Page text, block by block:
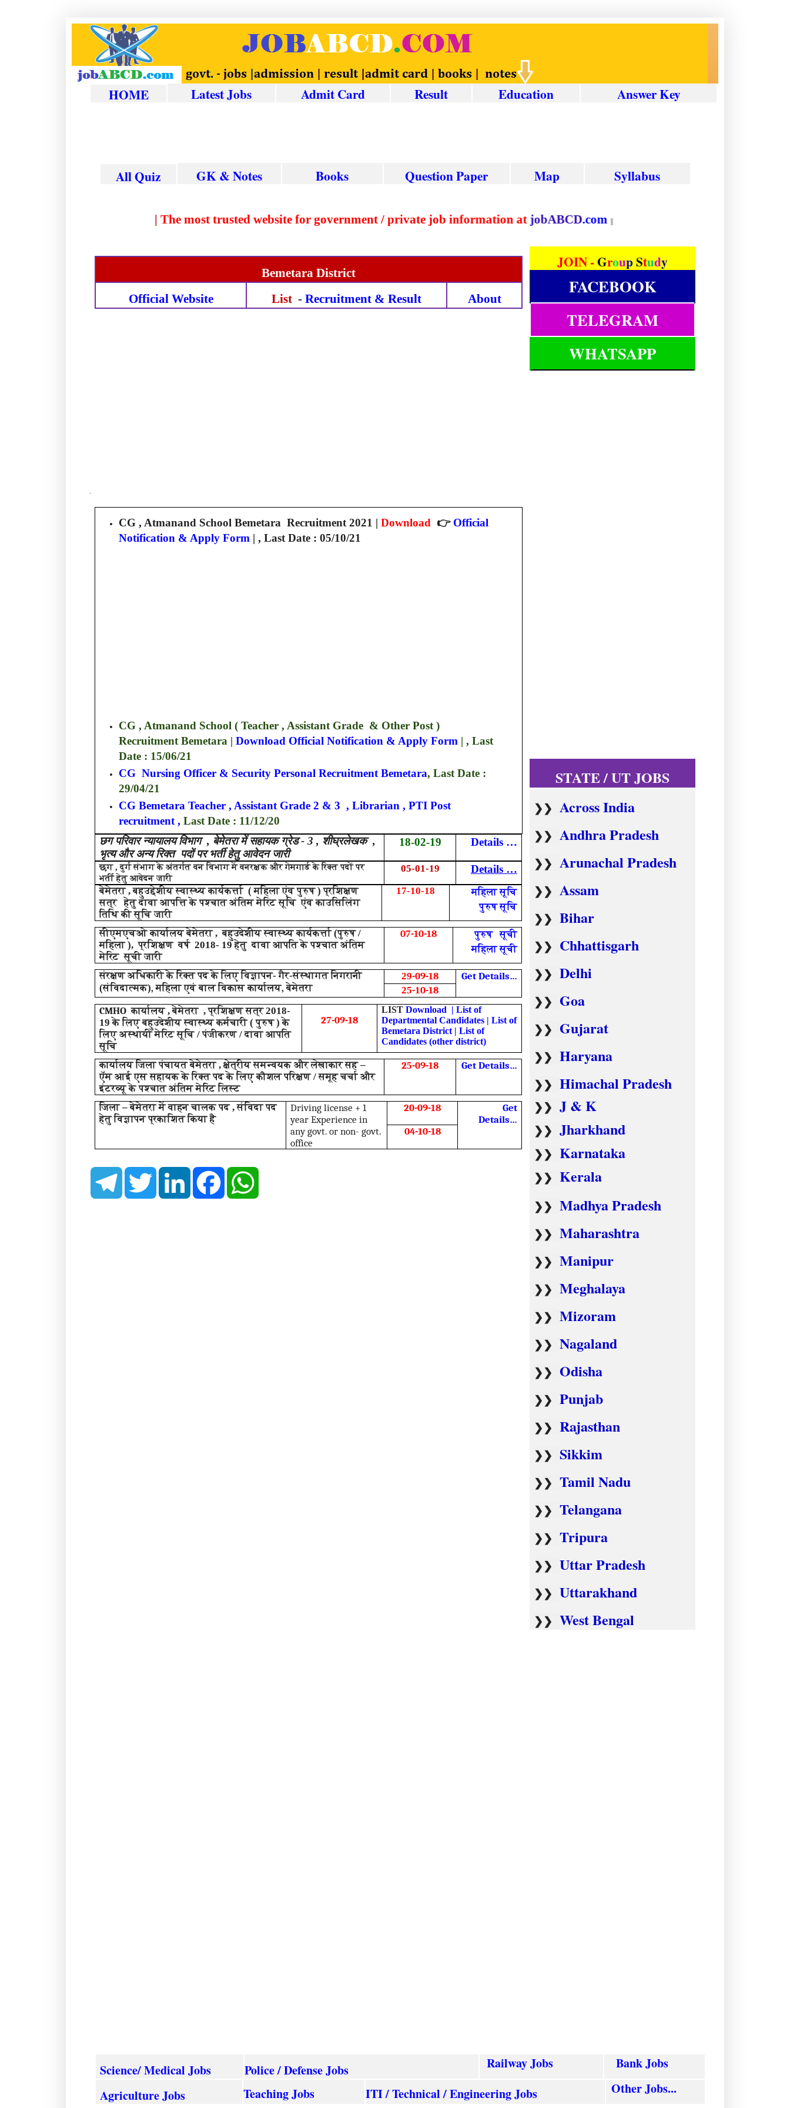
HOME Latest Jobs Admit Card Result Education AnswerKey
All Quiz GK & Notes Books QuestionPaper Map Syllabus
| The most trusted website for government / private job information at jobABCD.com
Bemetara District
Official Website
List - Recruitment & Result About
CG , Atmanand SchoolBemetara Recruitment 2021 |Download 👉 Official
Notification & Apply Form | , Last Date : 05/10/21
CG , Atmanand School ( Teacher , Assistant Grade & Other Post )
Recruitment Bemetara |Download Official Notification & Apply Form | , Last
Date : 15/06/21
CG Nursing Officer & Security Personal Recruitment Bemetara, Last Date :
29/04/21
CG Bemetara Teacher , Assistant Grade 2 & 3 , Librarian , PTI Post
recruitment, Last Date : 11/12/20
छग परिवार न्यायालय विभाग , बेमेतरा में सहायक ग्रेड - 3 , शीघ्रलेखक ,
भृत्य और अन्य रिक्त पदों पर भर्ती हेतु आवेदन जारी
18-02-19 Details …
छग , दुर्ग संभाग के अंतर्गत वन विभाग में वनरक्षक और गेमगार्ड के रिक्त पदों पर
भर्ती हेतु आवेदन जारी
05-01-19 Details …
बेमेतरा , बहुउद्देशीय स्वास्थ्य कार्यकर्त्ता ( महिला एंव पुरुष ) प्रशिक्षण
सत्र हेतु दावा आपत्ति के पश्चात अंतिम मेरिट सूचि एंव काउसिलिंग
तिथि की सूचि जारी
17-10-18
महिला सूचि
पुरुष सूचि
सीएमएचओ कार्यालय बेमेतरा , बहुउदेशीय स्वास्थ्य कार्यकर्त्ता (पुरुष /
महिला ), प्रशिक्षण वर्ष 2018- 19 हेतु दावा आपति के पश्चात अंतिम
मेरिट सूची जारी
07-10-18
पुरुष सूची
महिला सूची
संरक्षण अधिकारी के रिक्त पद के लिए विज्ञापन- गैर-संस्थागत निगरानी
(संविदात्मक),महिला एवं बाल विकास कार्यालय,बेमेतरा
29-09-18 Get Details…
25-10-18
CMHOकार्यालय , बेमेतरा , प्रशिक्षण सत्र 2018-
19 के लिए बहुउदेशीय स्वास्थ्य कर्मचारी ( पुरुष ) के
लिए अस्थायी मेरिट सूचि / पंजीकरण / दावा आपति
सूचि
27-09-18
LISTDownload |List of
Departmental Candidates |List of
Bemetara District |List of
Candidates (other district)
कार्यालय जिला पंचायत बेमेतरा , क्षेत्रीय समन्वयक और लेखाकार सह –
ऍम आई एस सहायक के रिक्त पद के लिए कौशल परिक्षण / समूह चर्चा और
इंटरव्यू के पश्चात अंतिम मेरिट लिस्ट
25-09-18 Get Details…
जिला – बेमेतरा में वाहन चालक पद , संविदा पद
हेतु विज्ञापन प्रकाशित किया है
Driving license + 1
year Experience in
any govt. or non- govt.
office
20-09-18
Get
Details…
04-10-18
T
T
L
F
JOIN -GroupStudy
FACEBOOK
TELEGRAM
WHATSAPP
STATE / UT JOBS
❯❯Across India
❯❯Andhra Pradesh
❯❯Arunachal Pradesh
❯❯Assam
❯❯Bihar
❯❯ Chhattisgarh
❯❯Delhi
❯❯ Goa
❯❯ Gujarat
❯❯Haryana
❯❯Himachal Pradesh
❯❯J & K
❯❯Jharkhand
❯❯Karnataka
❯❯Kerala
❯❯Madhya Pradesh
❯❯Maharashtra
❯❯Manipur
❯❯Meghalaya
❯❯Mizoram
❯❯Nagaland
❯❯Odisha
❯❯Punjab
❯❯Rajasthan
❯❯Sikkim
❯❯Tamil Nadu
❯❯Telangana
❯❯Tripura
❯❯Uttar Pradesh
❯❯Uttarakhand
❯❯West Bengal
Science/ Medical Jobs Police / Defense Jobs RailwayJobs
Bank Jobs
AgricultureJobs Teaching Jobs ITI / Technical / Engineering Jobs Other Jobs...